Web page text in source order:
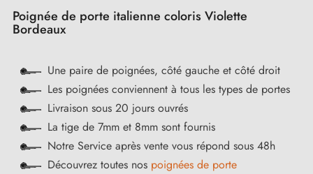
Poignée de porte italienne coloris Violette
Bordeaux
Une paire de poignées, côté gauche et côté droit
Les poignées conviennent à tous les types de portes
Livraison sous 20 jours ouvrés
La tige de 7mm et 8mm sont fournis
Notre Service après vente vous répond sous 48h
Découvrez toutes nos poignées de porte